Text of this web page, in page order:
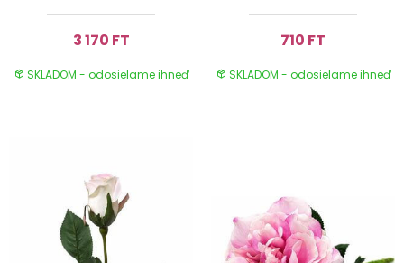
3 170 FT
SKLADOM - odosielame ihneď
710 FT
SKLADOM - odosielame ihneď